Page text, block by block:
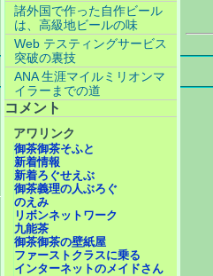
諸外国で作った自作ビール
は、高級地ビールの味
Web テスティングサービス
突破の裏技
ANA 生涯マイルミリオンマ
イラーまでの道
コメント
アワリンク
御茶御茶そふと
新着情報
新着ろぐせえぶ
御茶義理の人ぶろぐ
のえみ
リボンネットワーク
九能茶
御茶御茶の壁紙屋
ファーストクラスに乗る
インターネットのメイドさん